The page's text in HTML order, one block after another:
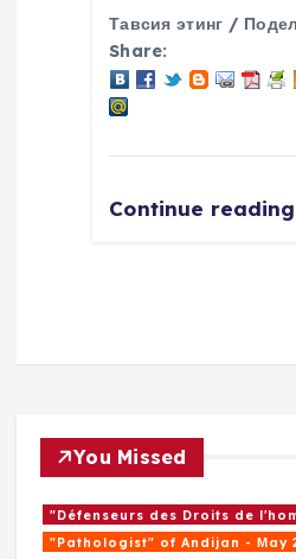
Тавсия этинг /
Share:
Continue reading
You Missed
"Défenseurs des Droits de
"Pathologist" of Andijan - Мay